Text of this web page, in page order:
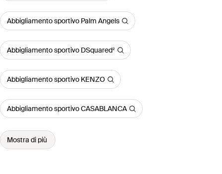
Abbigliamento sportivo Palm Angels
Abbigliamento sportivo DSquared²
Abbigliamento sportivo KENZO
Abbigliamento sportivo CASABLANCA
Mostra di più